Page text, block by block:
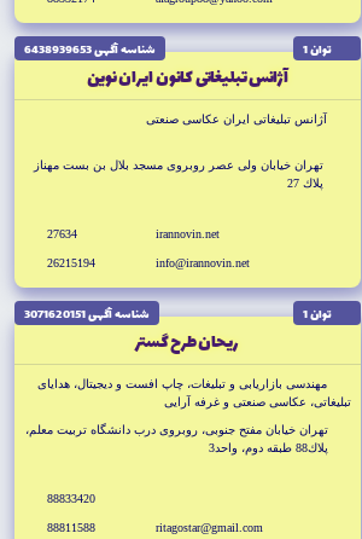
توان 1 شناسه آگهى 6438939653
آژانس تبليغاتى كانون ايران نوين
آژانس تبليغاتى ايران عكاسى صنعتى
تهران خيابان ولى عصر روبروى مسجد بلال بن بست مهناز
پلاك 27
irannovin.net
info@irannovin.net
27634
26215194
توان 1 شناسه آگهى 3071620151
ريحان طرح گستر
مهندسى بازاريابى و تبليغات، چاپ افست و ديجيتال، هداياى
تبليغاتى، عكاسى صنعتى و غرفه آرايى
تهران خيابان مفتح جنوبى، روبروى درب دانشگاه تربيت معلم،
پلاك88 طبقه دوم، واحد3
ritagostar@gmail.com
88833420
88811588